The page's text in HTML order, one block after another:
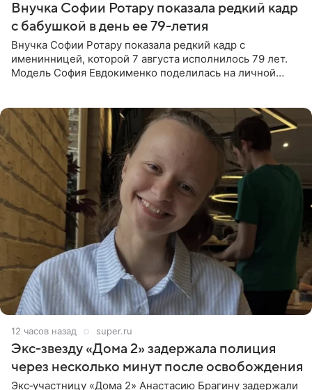
Внучка Софии Ротару показала редкий кадр
с бабушкой в день ее 79-летия
Внучка Софии Ротару показала редкий кадр с
именинницей, которой 7 августа исполнилось 79 лет.
Модель София Евдокименко поделилась на личной
12 часов назад super.ru
Экс‑звезду «Дома 2» задержала полиция
через несколько минут после освобождения
Экс‑участницу «Дома 2» Анастасию Брагину задержали